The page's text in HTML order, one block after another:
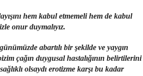
hem kabul etmemeli hem de kabul
onur duymalıyız.
abartılı bir şekilde ve yaygın
çağın duygusal hastalığının belirtilerini
olsaydı erotizme karşı bu kadar